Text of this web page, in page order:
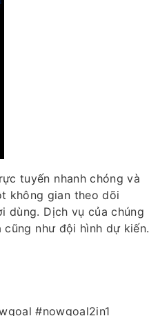
tuyến nhanh chóng và
không gian theo dõi
dùng. Dịch vụ của chúng
như đội hình dự kiến.
#nowgoal2in1